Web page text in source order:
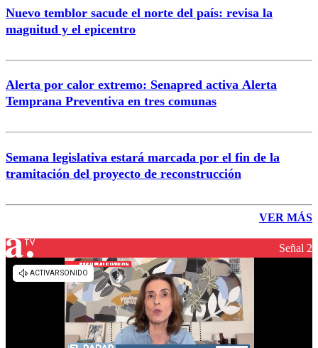
Nuevo temblor sacude el norte del país: revisa la
magnitud y el epicentro
Alerta por calor extremo: Senapred activa Alerta
Temprana Preventiva en tres comunas
Semana legislativa estará marcada por el fin de la
tramitación del proyecto de reconstrucción
VER MÁS
Señal 2